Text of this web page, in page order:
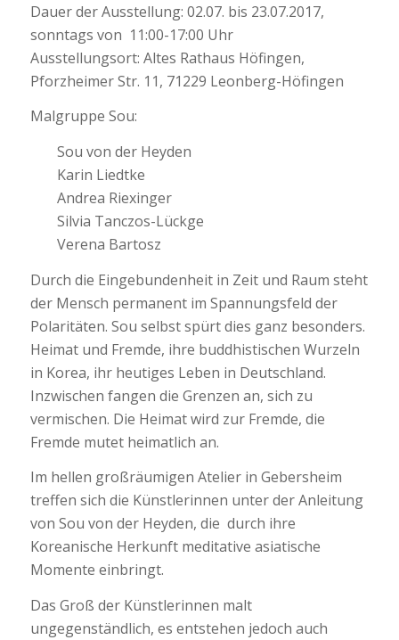
Dauer der Ausstellung: 02.07. bis 23.07.2017,
sonntags von 11:00-17:00 Uhr
Ausstellungsort: Altes Rathaus Höfingen,
Pforzheimer Str. 11, 71229 Leonberg-Höfingen
Malgruppe Sou:
Sou von der Heyden
Karin Liedtke
Andrea Riexinger
Silvia Tanczos-Lückge
Verena Bartosz
Durch die Eingebundenheit in Zeit und Raum steht
der Mensch permanent im Spannungsfeld der
Polaritäten. Sou selbst spürt dies ganz besonders.
Heimat und Fremde, ihre buddhistischen Wurzeln
in Korea, ihr heutiges Leben in Deutschland.
Inzwischen fangen die Grenzen an, sich zu
vermischen. Die Heimat wird zur Fremde, die
Fremde mutet heimatlich an.
Im hellen großräumigen Atelier in Gebersheim
treffen sich die Künstlerinnen unter der Anleitung
von Sou von der Heyden, die durch ihre
Koreanische Herkunft meditative asiatische
Momente einbringt.
Das Groß der Künstlerinnen malt
ungegenständlich, es entstehen jedoch auch